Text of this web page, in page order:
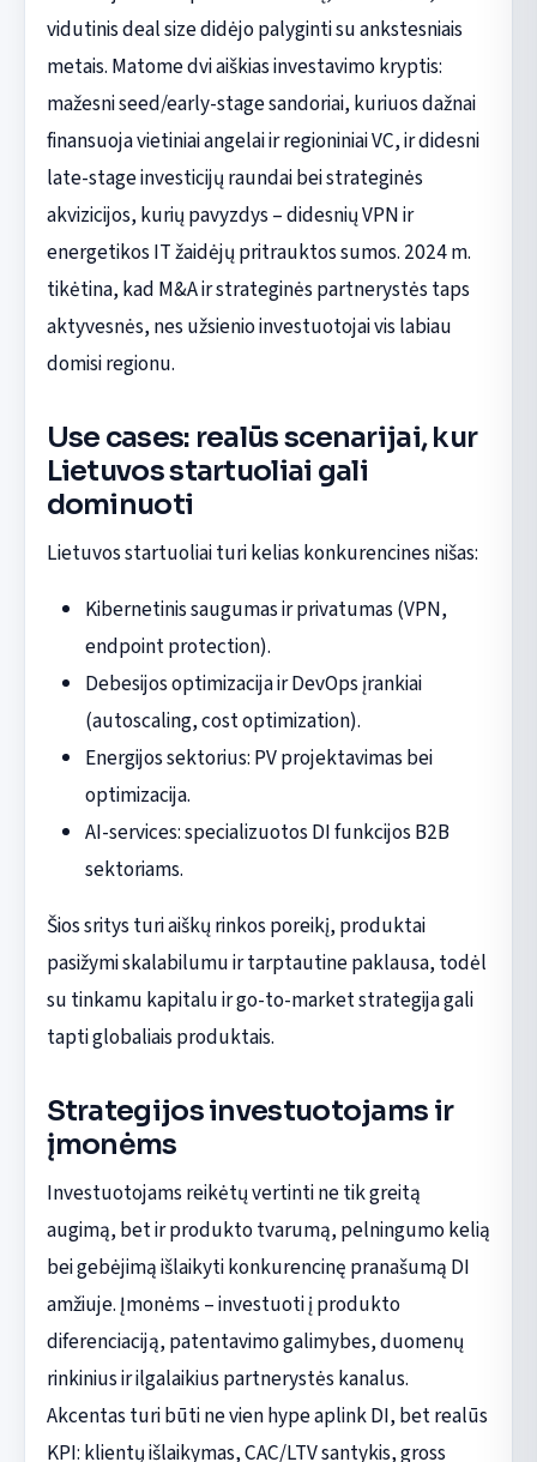
vidutinis deal size didėjo palyginti su ankstesniais
metais. Matome dvi aiškias investavimo kryptis:
mažesni seed/early-stage sandoriai, kuriuos dažnai
finansuoja vietiniai angelai ir regioniniai VC, ir didesni
late-stage investicijų raundai bei strateginės
akvizicijos, kurių pavyzdys – didesnių VPN ir
energetikos IT žaidėjų pritrauktos sumos. 2024 m.
tikėtina, kad M&A ir strateginės partnerystės taps
aktyvesnės, nes užsienio investuotojai vis labiau
domisi regionu.
Use cases: realūs scenarijai, kur
Lietuvos startuoliai gali
dominuoti
Lietuvos startuoliai turi kelias konkurencines nišas:
Kibernetinis saugumas ir privatumas (VPN,
endpoint protection).
Debesijos optimizacija ir DevOps įrankiai
(autoscaling, cost optimization).
Energijos sektorius: PV projektavimas bei
optimizacija.
AI-services: specializuotos DI funkcijos B2B
sektoriams.
Šios sritys turi aiškų rinkos poreikį, produktai
pasižymi skalabilumu ir tarptautine paklausa, todėl
su tinkamu kapitalu ir go-to-market strategija gali
tapti globaliais produktais.
Strategijos investuotojams ir
įmonėms
Investuotojams reikėtų vertinti ne tik greitą
augimą, bet ir produkto tvarumą, pelningumo kelią
bei gebėjimą išlaikyti konkurencinę pranašumą DI
amžiuje. Įmonėms – investuoti į produkto
diferenciaciją, patentavimo galimybes, duomenų
rinkinius ir ilgalaikius partnerystės kanalus.
Akcentas turi būti ne vien hype aplink DI, bet realūs
KPI: klientų išlaikymas, CAC/LTV santykis, gross